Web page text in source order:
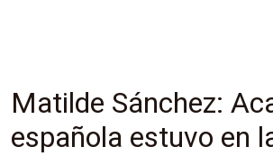
Matilde Sánchez:
española estuvo en